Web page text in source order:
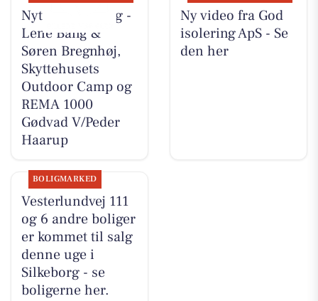
Nyt fra CD Bolig -
Lene Bang &
Søren Bregnhøj,
Skyttehusets
Outdoor Camp og
REMA 1000
Gødvad V/Peder
Haarup
Ny video fra God
isolering ApS - Se
den her
BOLIGMARKED
Vesterlundvej 111
og 6 andre boliger
er kommet til salg
denne uge i
Silkeborg - se
boligerne her.